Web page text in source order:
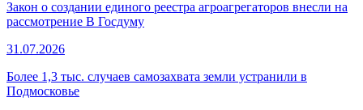
Закон о создании единого реестра агроагрегаторов внесли на
рассмотрение В Госдуму
31.07.2026
Более 1,3 тыс. случаев самозахвата земли устранили в
Подмосковье